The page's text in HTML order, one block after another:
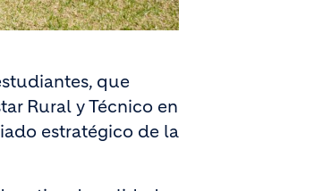
que
Rural y Técnico en
estratégico de la